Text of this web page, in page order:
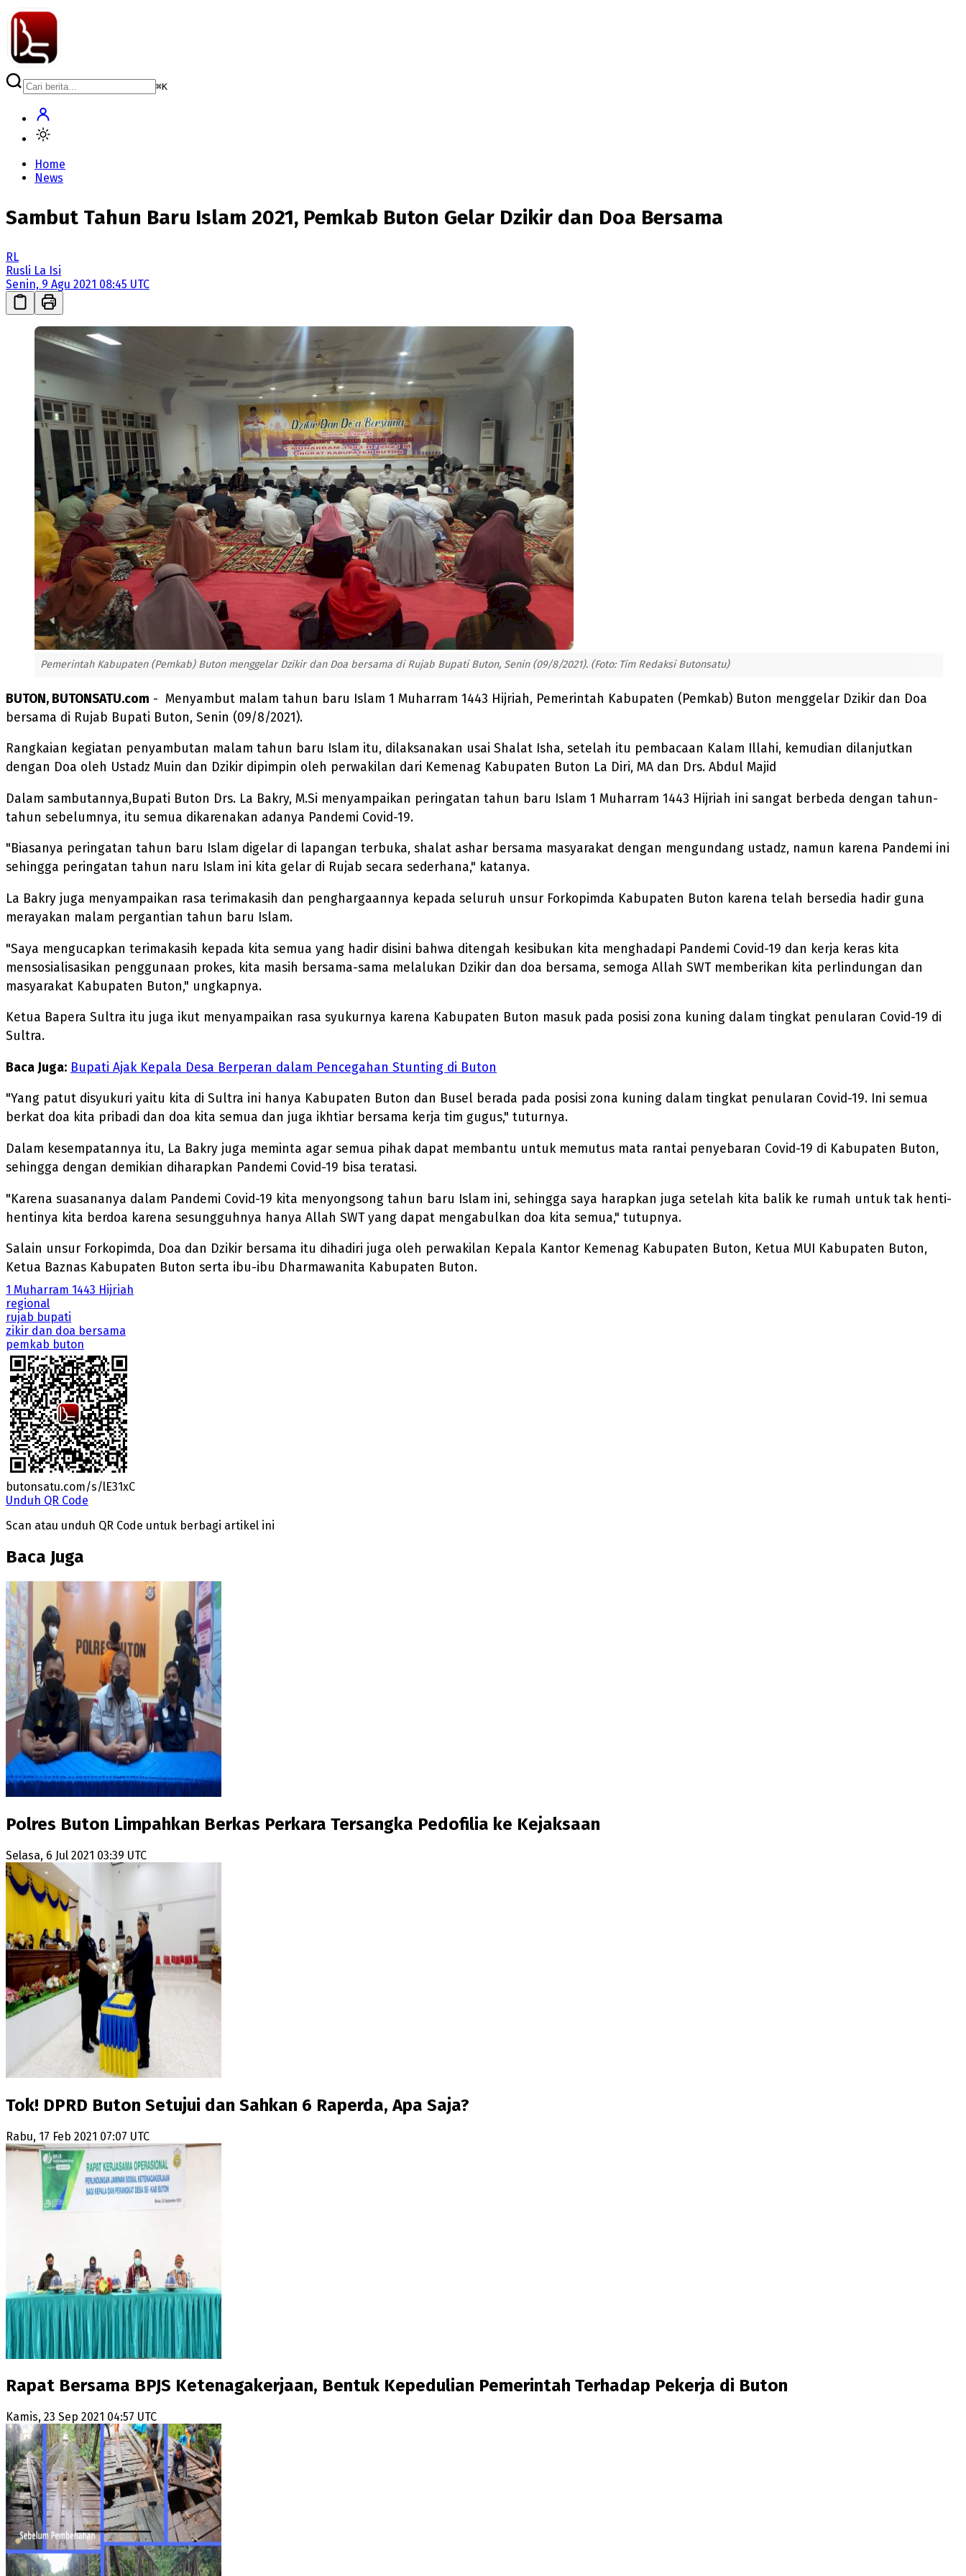
⌘K
Home
News
Sambut Tahun Baru Islam 2021, Pemkab Buton Gelar Dzikir dan Doa Bersama
RL
Rusli La Isi
Senin, 9 Agu 2021 08:45 UTC
Pemerintah Kabupaten (Pemkab) Buton menggelar Dzikir dan Doa bersama di Rujab Bupati Buton, Senin (09/8/2021). (Foto: Tim Redaksi Butonsatu)
BUTON, BUTONSATU.com - Menyambut malam tahun baru Islam 1 Muharram 1443 Hijriah, Pemerintah Kabupaten (Pemkab) Buton menggelar Dzikir dan Doa
bersama di Rujab Bupati Buton, Senin (09/8/2021).
Rangkaian kegiatan penyambutan malam tahun baru Islam itu, dilaksanakan usai Shalat Isha, setelah itu pembacaan Kalam Illahi, kemudian dilanjutkan
dengan Doa oleh Ustadz Muin dan Dzikir dipimpin oleh perwakilan dari Kemenag Kabupaten Buton La Diri, MA dan Drs. Abdul Majid
Dalam sambutannya,Bupati Buton Drs. La Bakry, M.Si menyampaikan peringatan tahun baru Islam 1 Muharram 1443 Hijriah ini sangat berbeda dengan tahun-
tahun sebelumnya, itu semua dikarenakan adanya Pandemi Covid-19.
"Biasanya peringatan tahun baru Islam digelar di lapangan terbuka, shalat ashar bersama masyarakat dengan mengundang ustadz, namun karena Pandemi ini
sehingga peringatan tahun naru Islam ini kita gelar di Rujab secara sederhana," katanya.
La Bakry juga menyampaikan rasa terimakasih dan penghargaannya kepada seluruh unsur Forkopimda Kabupaten Buton karena telah bersedia hadir guna
merayakan malam pergantian tahun baru Islam.
"Saya mengucapkan terimakasih kepada kita semua yang hadir disini bahwa ditengah kesibukan kita menghadapi Pandemi Covid-19 dan kerja keras kita
mensosialisasikan penggunaan prokes, kita masih bersama-sama melalukan Dzikir dan doa bersama, semoga Allah SWT memberikan kita perlindungan dan
masyarakat Kabupaten Buton," ungkapnya.
Ketua Bapera Sultra itu juga ikut menyampaikan rasa syukurnya karena Kabupaten Buton masuk pada posisi zona kuning dalam tingkat penularan Covid-19 di
Sultra.
Baca Juga: Bupati Ajak Kepala Desa Berperan dalam Pencegahan Stunting di Buton
"Yang patut disyukuri yaitu kita di Sultra ini hanya Kabupaten Buton dan Busel berada pada posisi zona kuning dalam tingkat penularan Covid-19. Ini semua
berkat doa kita pribadi dan doa kita semua dan juga ikhtiar bersama kerja tim gugus," tuturnya.
Dalam kesempatannya itu, La Bakry juga meminta agar semua pihak dapat membantu untuk memutus mata rantai penyebaran Covid-19 di Kabupaten Buton,
sehingga dengan demikian diharapkan Pandemi Covid-19 bisa teratasi.
"Karena suasananya dalam Pandemi Covid-19 kita menyongsong tahun baru Islam ini, sehingga saya harapkan juga setelah kita balik ke rumah untuk tak henti-
hentinya kita berdoa karena sesungguhnya hanya Allah SWT yang dapat mengabulkan doa kita semua," tutupnya.
Salain unsur Forkopimda, Doa dan Dzikir bersama itu dihadiri juga oleh perwakilan Kepala Kantor Kemenag Kabupaten Buton, Ketua MUI Kabupaten Buton,
Ketua Baznas Kabupaten Buton serta ibu-ibu Dharmawanita Kabupaten Buton.
1 Muharram 1443 Hijriah
regional
rujab bupati
zikir dan doa bersama
pemkab buton
butonsatu.com/s/lE31xC
Unduh QR Code
Scan atau unduh QR Code untuk berbagi artikel ini
Baca Juga
Polres Buton Limpahkan Berkas Perkara Tersangka Pedofilia ke Kejaksaan
Selasa, 6 Jul 2021 03:39 UTC
Tok! DPRD Buton Setujui dan Sahkan 6 Raperda, Apa Saja?
Rabu, 17 Feb 2021 07:07 UTC
Rapat Bersama BPJS Ketenagakerjaan, Bentuk Kepedulian Pemerintah Terhadap Pekerja di Buton
Kamis, 23 Sep 2021 04:57 UTC